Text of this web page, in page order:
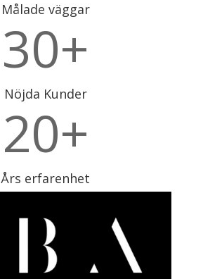
Målade väggar
30+
Nöjda Kunder
20+
Års erfarenhet